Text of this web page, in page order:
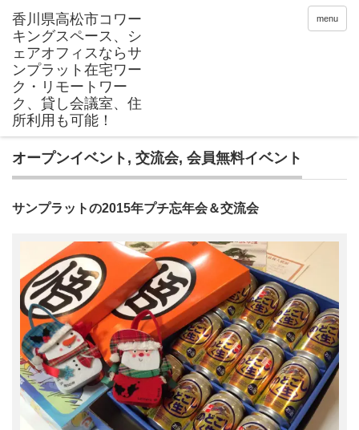
menu
オープンイベント , 交流会, 会員無料イベント
サンプラットの2015年プチ忘年会＆交流会